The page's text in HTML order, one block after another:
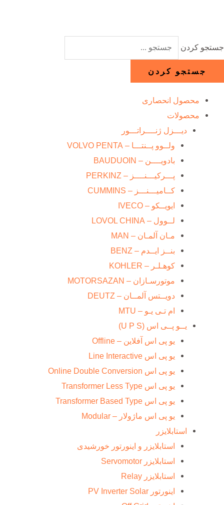
جستجو کردن
جستجو کردن
محصول انحصاری
محصولات
دیـــزل ژنــــراتـــور
ولــوو پــنتـــا – VOLVO PENTA
بادویــــن – BAUDUOIN
پـــرکیـــنــــز – PERKINZ
کــامیـــنـــز – CUMMINS
ایویــکو – IVECO
لــوول – LOVOL CHINA
مـان آلمـان – MAN
بنــز ایــدم – BENZ
کوهـلـر – KOHLER
موتورسـازان – MOTORSAZAN
دویــتس آلمــان – DEUTZ
ام تـی یـو – MTU
یــو پــی اس (U P S)
یو پی اس آفلاین – Offline
یو پی اس Line Interactive
یو پی اس Online Double Conversion
یو پی اس Transformer Less Type
یو پی اس Transformer Based Type
یو پی اس ماژولار – Modular
استابلایزر
استابلایزر و اینورتور خورشیدی
استابلایزر Servomotor
استابلایزر Relay
اینورتور PV Inverter Solar